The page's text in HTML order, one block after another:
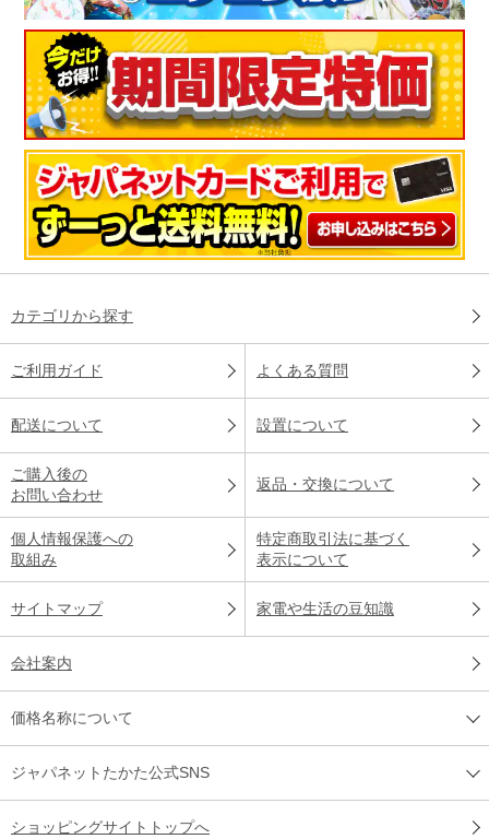
カテゴリから探す
ご利用ガイド よくある質問
配送について 設置について
ご購入後の
お問い合わせ
返品・交換について
個人情報保護への
取組み
特定商取引法に基づく
表示について
サイトマップ 家電や生活の豆知識
会社案内
価格名称について
ジャパネットたかた公式SNS
ショッピングサイトトップへ